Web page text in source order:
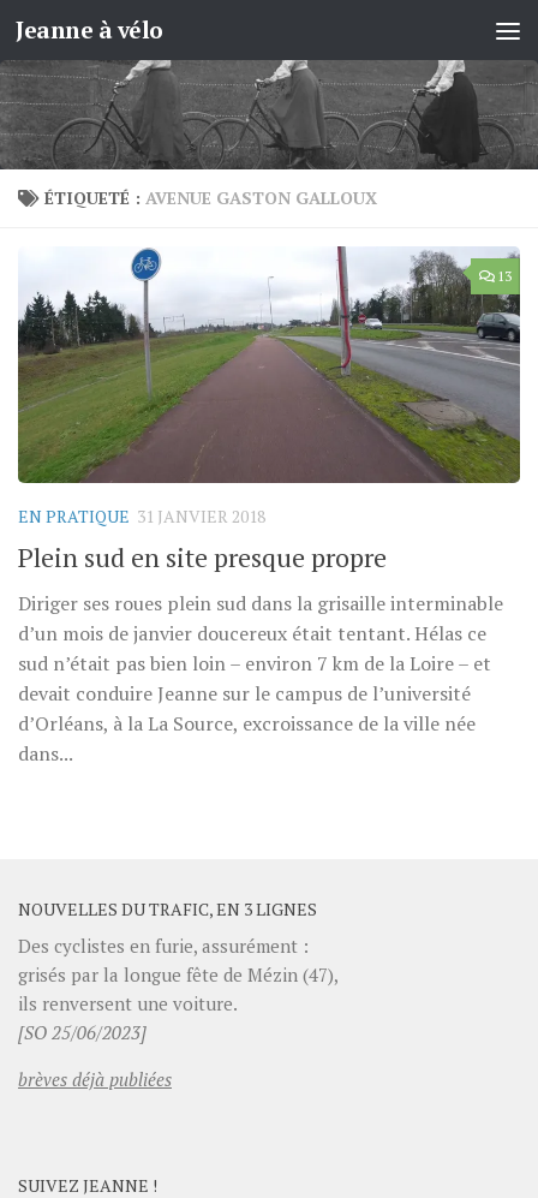
Skip to content
Jeanne à vélo
ÉTIQUETÉ : AVENUE GASTON GALLOUX
13
EN PRATIQUE 31 JANVIER 2018
Plein sud en site presque propre
Diriger ses roues plein sud dans la grisaille interminable
d’un mois de janvier doucereux était tentant. Hélas ce
sud n’était pas bien loin – environ 7 km de la Loire – et
devait conduire Jeanne sur le campus de l’université
d’Orléans, à la La Source, excroissance de la ville née
dans...
NOUVELLES DU TRAFIC, EN 3 LIGNES
Des cyclistes en furie, assurément :
grisés par la longue fête de Mézin (47),
ils renversent une voiture.
[SO 25/06/2023]
brèves déjà publiées
SUIVEZ JEANNE !